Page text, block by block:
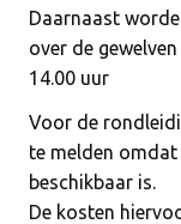
Daarnaast
over de
14.00 uur
Voor de
te melden omdat
beschikbaar is.
De kosten